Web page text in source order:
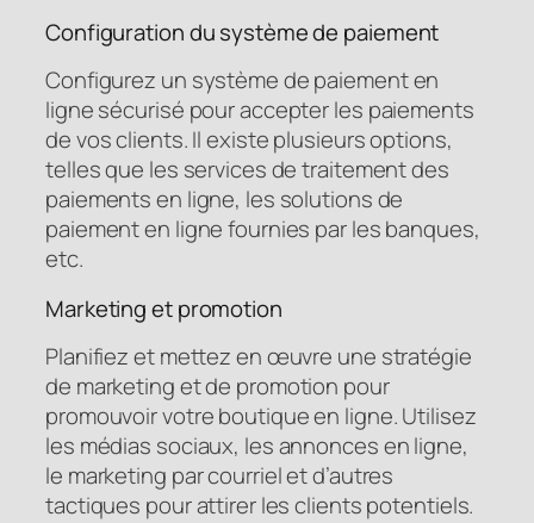
Configuration du système de paiement
Configurez un système de paiement en
ligne sécurisé pour accepter les paiements
de vos clients. Il existe plusieurs options,
telles que les services de traitement des
paiements en ligne, les solutions de
paiement en ligne fournies par les banques,
etc.
Marketing et promotion
Planifiez et mettez en œuvre une stratégie
de marketing et de promotion pour
promouvoir votre boutique en ligne. Utilisez
les médias sociaux, les annonces en ligne,
le marketing par courriel et d’autres
tactiques pour attirer les clients potentiels.